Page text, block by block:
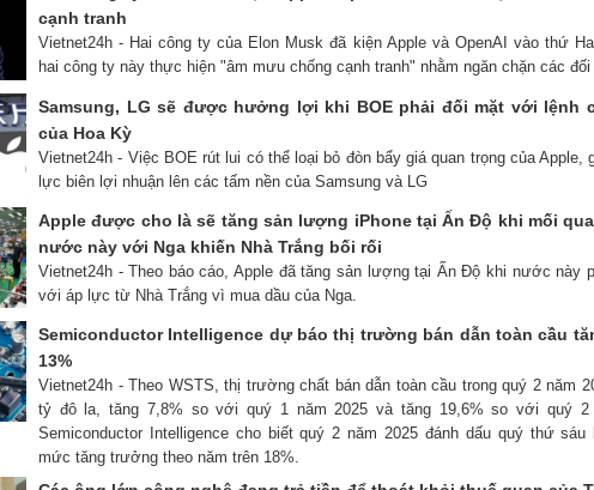
cạnh tranh
Vietnet24h - Hai công ty của Elon Musk đã kiện Apple và OpenAI vào thứ
hai công ty này thực hiện "âm mưu chống cạnh tranh" nhằm ngăn chặn các đối
Samsung, LG sẽ được hưởng lợi khi BOE phải đối mặt với lệnh
của Hoa Kỳ
Vietnet24h - Việc BOE rút lui có thể loại bỏ đòn bẩy giá quan trọng của Apple,
lực biên lợi nhuận lên các tấm nền của Samsung và LG
Apple được cho là sẽ tăng sản lượng iPhone tại Ấn Độ khi mối
nước này với Nga khiến Nhà Trắng bối rối
Vietnet24h - Theo báo cáo, Apple đã tăng sản lượng tại Ấn Độ khi nước này
với áp lực từ Nhà Trắng vì mua dầu của Nga.
Semiconductor Intelligence dự báo thị trường bán dẫn toàn cầu
13%
Vietnet24h - Theo WSTS, thị trường chất bán dẫn toàn cầu trong quý 2 năm
tỷ đô la, tăng 7,8% so với quý 1 năm 2025 và tăng 19,6% so với quý 2
Semiconductor Intelligence cho biết quý 2 năm 2025 đánh dấu quý thứ sáu
mức tăng trưởng theo năm trên 18%.